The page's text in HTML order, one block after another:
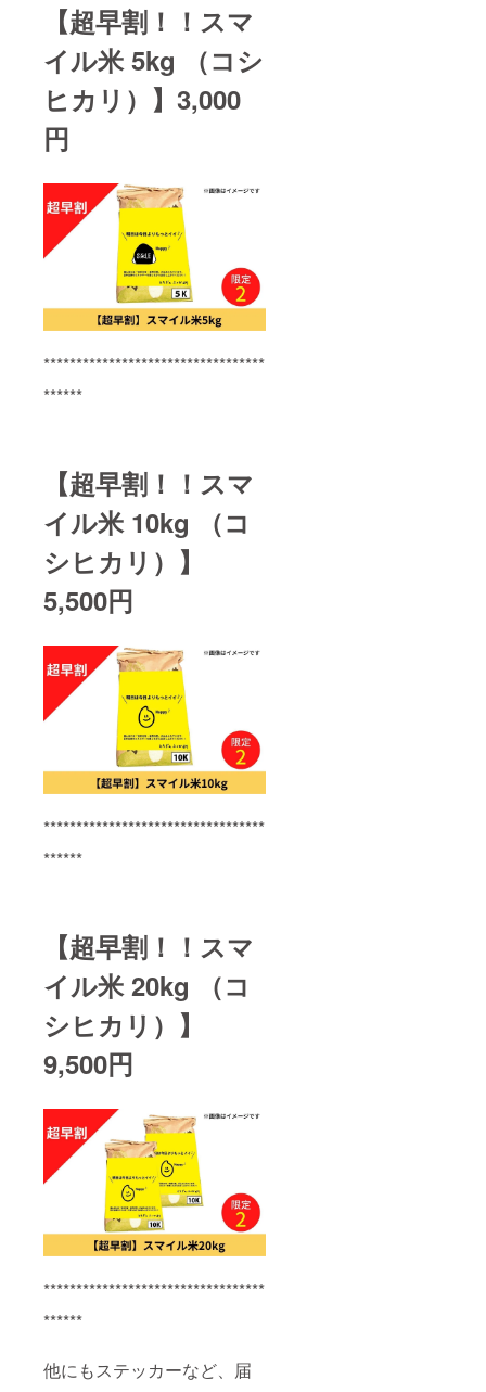
【超早割！！スマ
イル米 5kg （コシ
ヒカリ）】3,000
円
**********************************
******
【超早割！！スマ
イル米 10kg （コ
シヒカリ）】
5,500円
**********************************
******
【超早割！！スマ
イル米 20kg （コ
シヒカリ）】
9,500円
**********************************
******
他にもステッカーなど、届